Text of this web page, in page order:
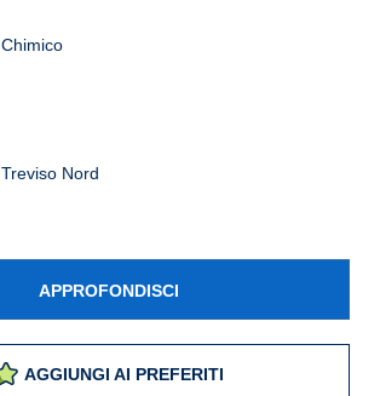
Chimico
Treviso Nord
APPROFONDISCI
AGGIUNGI AI PREFERITI